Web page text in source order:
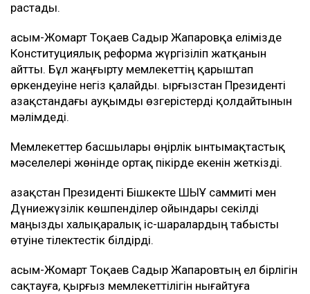
растады.
Қасым-Жомарт Тоқаев Садыр Жапаровқа елімізде
Конституциялық реформа жүргізіліп жатқанын
айтты. Бұл жаңғырту мемлекеттің қарыштап
өркендеуіне негіз қалайды. Қырғызстан Президенті
Қазақстандағы ауқымды өзгерістерді қолдайтынын
мәлімдеді.
Мемлекеттер басшылары өңірлік ынтымақтастық
мәселелері жөнінде ортақ пікірде екенін жеткізді.
Қазақстан Президенті Бішкекте ШЫҰ саммиті мен
Дүниежүзілік көшпенділер ойындары секілді
маңызды халықаралық іс-шаралардың табысты
өтуіне тілектестік білдірді.
Қасым-Жомарт Тоқаев Садыр Жапаровтың ел бірлігін
сақтауға, қырғыз мемлекеттілігін нығайтуға